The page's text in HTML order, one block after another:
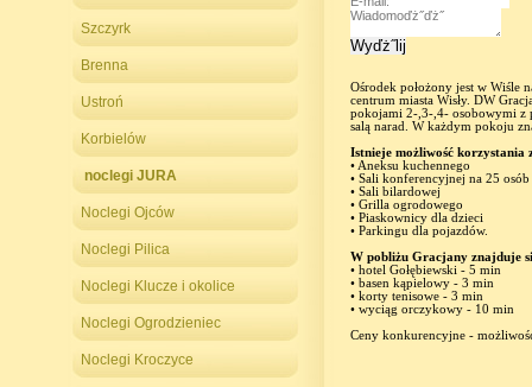
Szczyrk
Brenna
Ustroń
Korbielów
noclegi JURA
Noclegi Ojców
Noclegi Pilica
Noclegi Klucze i okolice
Noclegi Ogrodzieniec
Noclegi Kroczyce
Wyďż˝lij
Ośrodek położony jest w Wiśle
centrum miasta Wisły. DW
pokojami 2-,3-,4- osobowymi z
salą narad. W każdym pokoju
Istnieje możliwość korzystania
• Aneksu kuchennego
• Sali konferencyjnej na 25 osób
• Sali bilardowej
• Grilla ogrodowego
• Piaskownicy dla dzieci
• Parkingu dla pojazdów.
W pobliżu Gracjany znajduje
• hotel Gołębiewski - 5 min
• basen kąpielowy - 3 min
• korty tenisowe - 3 min
• wyciąg orczykowy - 10 min
Ceny konkurencyjne -